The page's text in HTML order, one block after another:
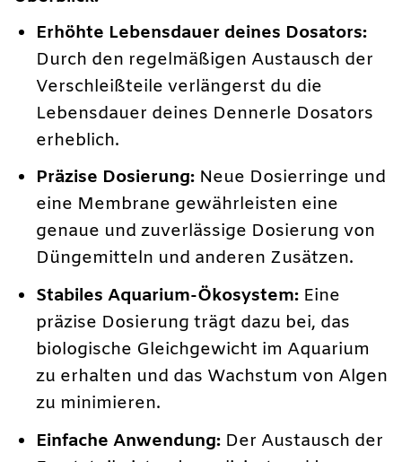
Erhöhte Lebensdauer deines Dosators:
Durch den regelmäßigen Austausch der
Verschleißteile verlängerst du die
Lebensdauer deines Dennerle Dosators
erheblich.
Präzise Dosierung: Neue Dosierringe und
eine Membrane gewährleisten eine
genaue und zuverlässige Dosierung von
Düngemitteln und anderen Zusätzen.
Stabiles Aquarium-Ökosystem: Eine
präzise Dosierung trägt dazu bei, das
biologische Gleichgewicht im Aquarium
zu erhalten und das Wachstum von Algen
zu minimieren.
Einfache Anwendung: Der Austausch der